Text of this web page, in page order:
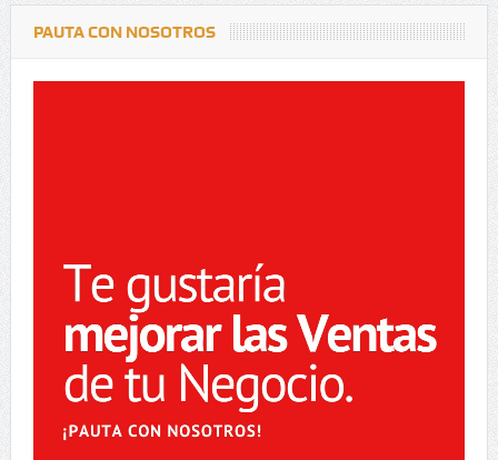
PAUTA CON NOSOTROS